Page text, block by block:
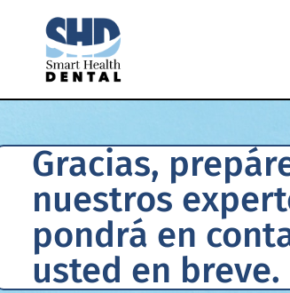
Gracias,
nuestros
pondrá en
usted en breve.